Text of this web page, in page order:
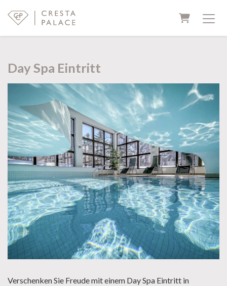
Day Spa Eintritt
Verschenken Sie Freude mit einem Day Spa Eintritt in